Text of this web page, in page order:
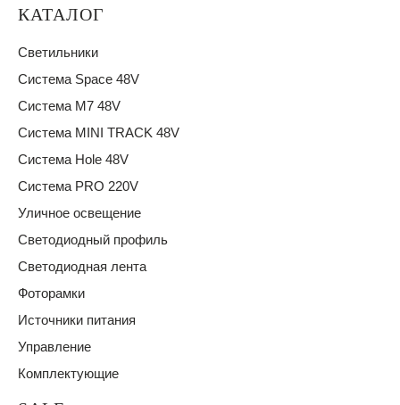
КАТАЛОГ
Светильники
Система Space 48V
Система M7 48V
Система MINI TRACK 48V
Система Hole 48V
Система PRO 220V
Уличное освещение
Светодиодный профиль
Светодиодная лента
Фоторамки
Источники питания
Управление
Комплектующие